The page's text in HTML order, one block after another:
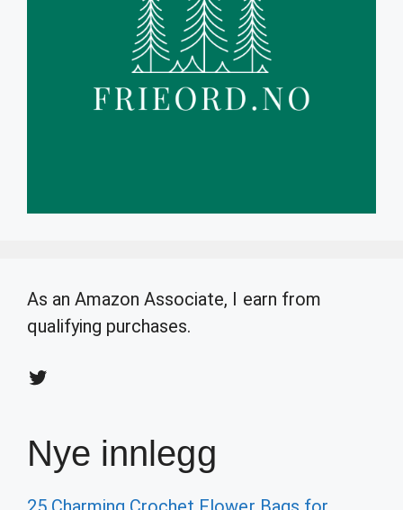
As an Amazon Associate, I earn from
qualifying purchases.
Twitter
Nye innlegg